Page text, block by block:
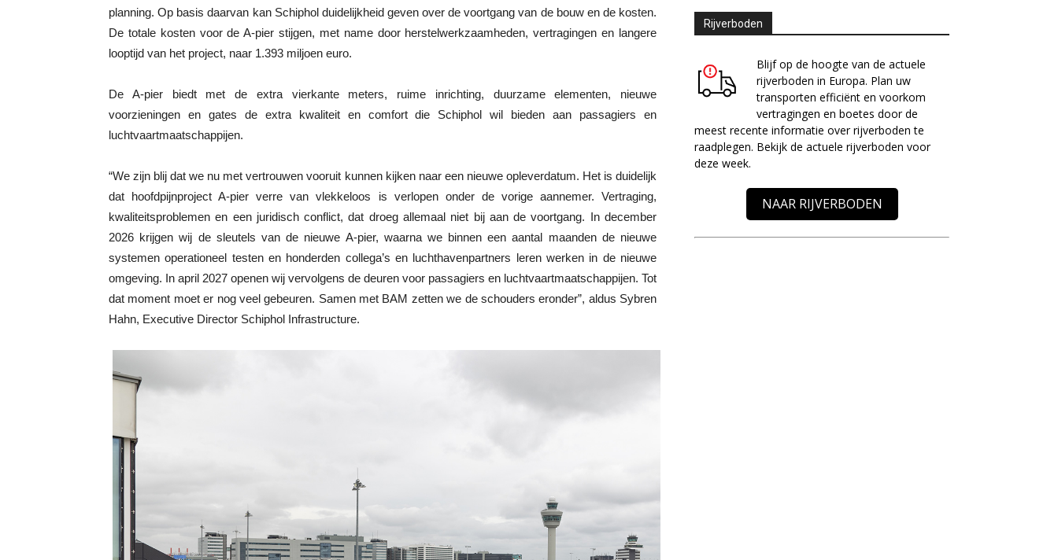
planning. Op basis daarvan kan Schiphol duidelijkheid geven over de voortgang van de bouw en de kosten.
De totale kosten voor de A-pier stijgen, met name door herstelwerkzaamheden, vertragingen en langere
looptijd van het project, naar 1.393 miljoen euro.
De A-pier biedt met de extra vierkante meters, ruime inrichting, duurzame elementen, nieuwe
voorzieningen en gates de extra kwaliteit en comfort die Schiphol wil bieden aan passagiers en
luchtvaartmaatschappijen.
“We zijn blij dat we nu met vertrouwen vooruit kunnen kijken naar een nieuwe opleverdatum. Het is duidelijk
dat hoofdpijnproject A-pier verre van vlekkeloos is verlopen onder de vorige aannemer. Vertraging,
kwaliteitsproblemen en een juridisch conflict, dat droeg allemaal niet bij aan de voortgang. In december
2026 krijgen wij de sleutels van de nieuwe A-pier, waarna we binnen een aantal maanden de nieuwe
systemen operationeel testen en honderden collega’s en luchthavenpartners leren werken in de nieuwe
omgeving. In april 2027 openen wij vervolgens de deuren voor passagiers en luchtvaartmaatschappijen. Tot
dat moment moet er nog veel gebeuren. Samen met BAM zetten we de schouders eronder”, aldus Sybren
Hahn, Executive Director Schiphol Infrastructure.
Rijverboden
Blijf op de hoogte van de actuele
rijverboden in Europa. Plan uw
transporten efficiënt en voorkom
vertragingen en boetes door de
meest recente informatie over rijverboden te
raadplegen. Bekijk de actuele rijverboden voor
deze week.
NAAR RIJVERBODEN